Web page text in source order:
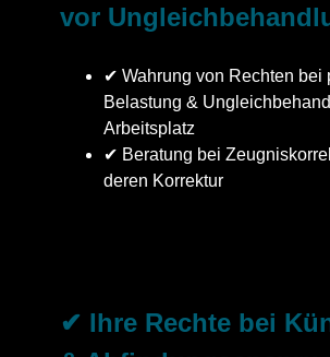
vor
✔ Wahrung von Rechten bei
Belastung &
Arbeitsplatz
✔ Beratung bei
deren Korrektur
✔ Ihre Rechte bei